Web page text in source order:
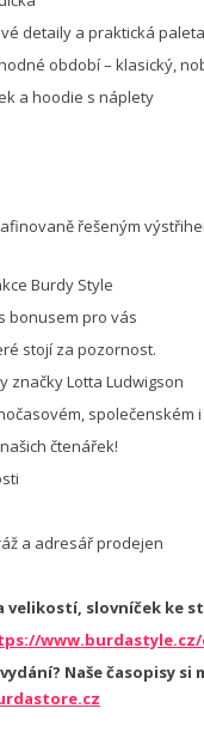
detaily a praktická
období – klasický,
a hoodie s náplety
řešeným
Burdy Style
bonusem pro vás
stojí za pozornost.
značky Lotta Ludwigson
společenském
čtenářek!
a adresář prodejen
velikostí, slovníček ke
www.burdastyle.cz/
Naše časopisy